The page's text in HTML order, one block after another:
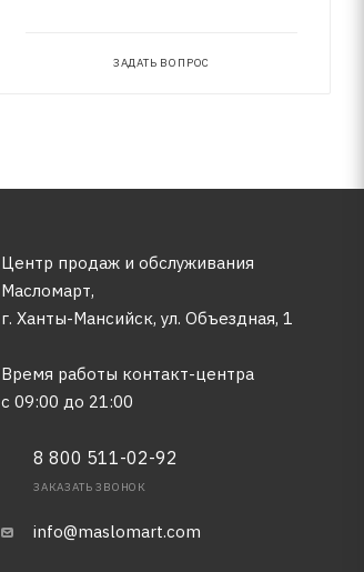
ЗАДАТЬ ВОПРОС
Центр продаж и обслуживания
Масломарт,
г. Ханты-Мансийск, ул. Объездная, 1
Время работы контакт-центра
с 09:00 до 21:00
8 800 511-02-92
ЗАКАЗАТЬ ЗВОНОК
info@maslomart.com